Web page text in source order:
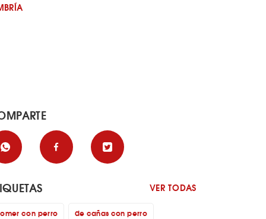
VER TODAS
con perro
de cañas con perro